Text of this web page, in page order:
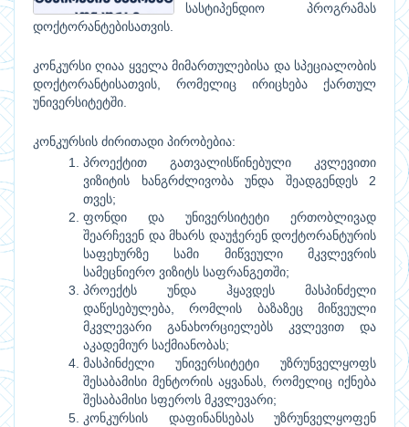
სასტიპენდიო პროგრამას
დოქტორანტებისათვის.
კონკურსი ღიაა ყველა მიმართულებისა და სპეციალობის
დოქტორანტისათვის, რომელიც ირიცხება ქართულ
უნივერსიტეტში.
კონკურსის ძირითადი პირობებია:
პროექტით გათვალისწინებული კვლევითი
ვიზიტის ხანგრძლივობა უნდა შეადგენდეს 2
თვეს;
ფონდი და უნივერსიტეტი ერთობლივად
შეარჩევენ და მხარს დაუჭერენ დოქტორანტურის
საფეხურზე სამი მიწვეული მკვლევრის
სამეცნიერო ვიზიტს საფრანგეთში;
პროექტს უნდა ჰყავდეს მასპინძელი
დაწესებულება, რომლის ბაზაზეც მიწვეული
მკვლევარი განახორციელებს კვლევით და
აკადემიურ საქმიანობას;
მასპინძელი უნივერსიტეტი უზრუნველყოფს
შესაბამისი მენტორის აყვანას, რომელიც იქნება
შესაბამისი სფეროს მკვლევარი;
კონკურსის დაფინანსებას უზრუნველყოფენ